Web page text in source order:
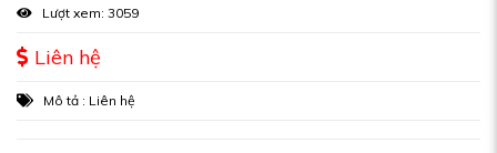
Lượt xem: 3059
Liên hệ
Mô tả : Liên hệ